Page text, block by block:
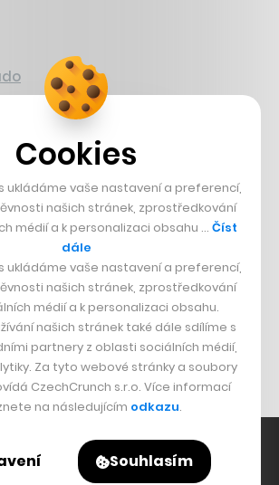
se zvrtnul
na Šumavě
Cookies
ukládáme vaše nastavení a preferencí,
našich stránek, zprostředkování
médií a k personalizaci obsahu … Číst
dále
ukládáme vaše nastavení a preferencí,
našich stránek, zprostředkování
médií a k personalizaci obsahu.
našich stránek také dále sdílíme s
partnery z oblasti sociálních médií,
Za tyto webové stránky a soubory
CzechCrunch s.r.o. Více informací
na následujícím odkazu.
Souhlasím